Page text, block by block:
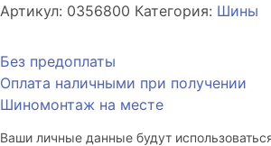
5
Артикул: 0356800 Категория: Шины
Без предоплаты
Оплата наличными при получении
Шиномонтаж на месте
Ваши личные данные будут